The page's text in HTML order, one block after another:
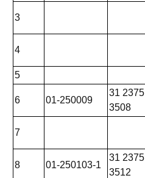
3
4
5
6 01-250009
31 2375
3508
7
8 01-250103-1
31 2375
3512